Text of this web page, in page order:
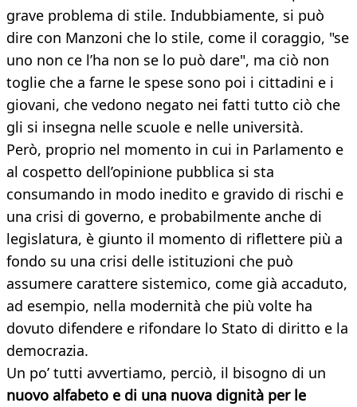
grave problema di stile. Indubbiamente, si può
dire con Manzoni che lo stile, come il coraggio, "se
uno non ce l’ha non se lo può dare", ma ciò non
toglie che a farne le spese sono poi i cittadini e i
giovani, che vedono negato nei fatti tutto ciò che
gli si insegna nelle scuole e nelle università.
Però, proprio nel momento in cui in Parlamento e
al cospetto dell’opinione pubblica si sta
consumando in modo inedito e gravido di rischi e
una crisi di governo, e probabilmente anche di
legislatura, è giunto il momento di riflettere più a
fondo su una crisi delle istituzioni che può
assumere carattere sistemico, come già accaduto,
ad esempio, nella modernità che più volte ha
dovuto difendere e rifondare lo Stato di diritto e la
democrazia.
Un po’ tutti avvertiamo, perciò, il bisogno di un
nuovo alfabeto e di una nuova dignità per le